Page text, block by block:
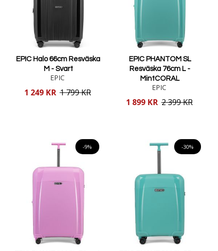
EPIC Halo 66cm Resväska
M - Svart
EPIC
Reducerat
1 249 KR 1 799 KR
EPIC PHANTOM SL
Resväska 76cm L -
MintCORAL
EPIC
Reducerat
1 899 KR 2 399 KR
-9% -30%